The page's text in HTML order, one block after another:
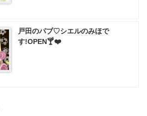
戸田のパブ♡ シエルのみほで
す!OPEN🍸❤️